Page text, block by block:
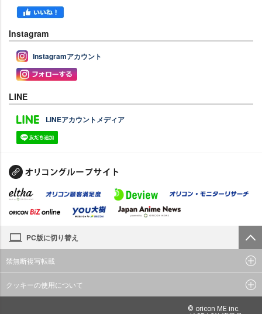
Instagram
Instagramアカウント
LINE
LINEアカウントメディア
PC版に切り替え
禁無断複写転載
クッキーの使用について
© oricon ME inc.